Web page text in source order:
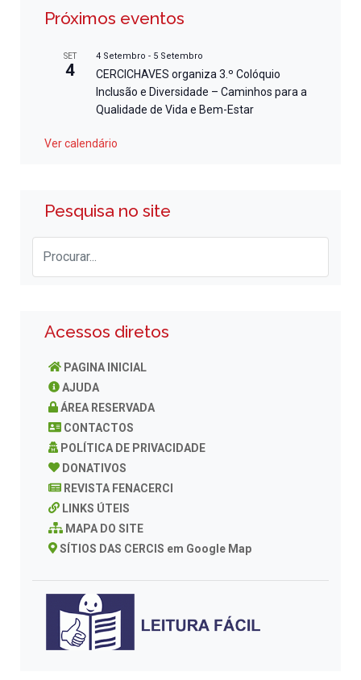
Próximos eventos
SET
4
4 Setembro - 5 Setembro
CERCICHAVES organiza 3.º Colóquio
Inclusão e Diversidade – Caminhos para a
Qualidade de Vida e Bem-Estar
Ver calendário
Pesquisa no site
Acessos diretos
PAGINA INICIAL
AJUDA
ÁREA RESERVADA
CONTACTOS
POLÍTICA DE PRIVACIDADE
DONATIVOS
REVISTA FENACERCI
LINKS ÚTEIS
MAPA DO SITE
SÍTIOS DAS CERCIS em Google Map